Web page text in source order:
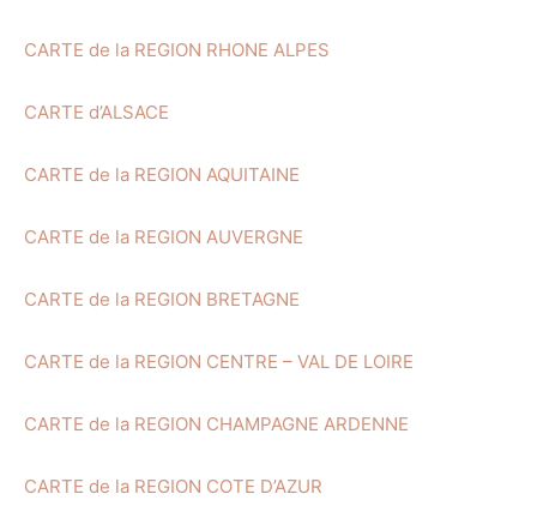
CARTE de la REGION RHONE ALPES
CARTE d’ALSACE
CARTE de la REGION AQUITAINE
CARTE de la REGION AUVERGNE
CARTE de la REGION BRETAGNE
CARTE de la REGION CENTRE – VAL DE LOIRE
CARTE de la REGION CHAMPAGNE ARDENNE
CARTE de la REGION COTE D’AZUR